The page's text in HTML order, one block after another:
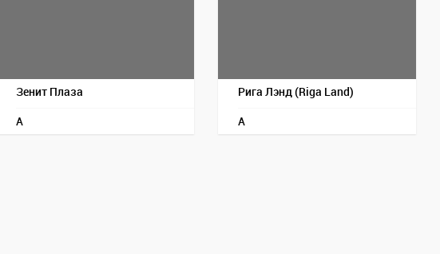
Зенит Плаза
A
Рига Лэнд (Riga Land)
A